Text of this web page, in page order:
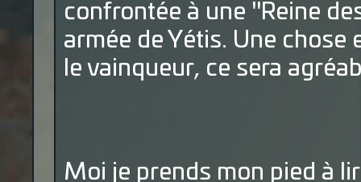
confrontée à une "Reine
armée de Yétis. Une chose
le vainqueur, ce sera
Moi je prends mon pied à